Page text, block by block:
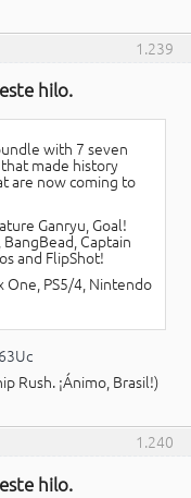
1.239
hilo.
with 7 seven
made history
are now coming to
Ganryu, Goal!
Captain
and FlipShot!
One, PS5/4, Nintendo
Rush. ¡Ánimo, Brasil!)
1.240
hilo.